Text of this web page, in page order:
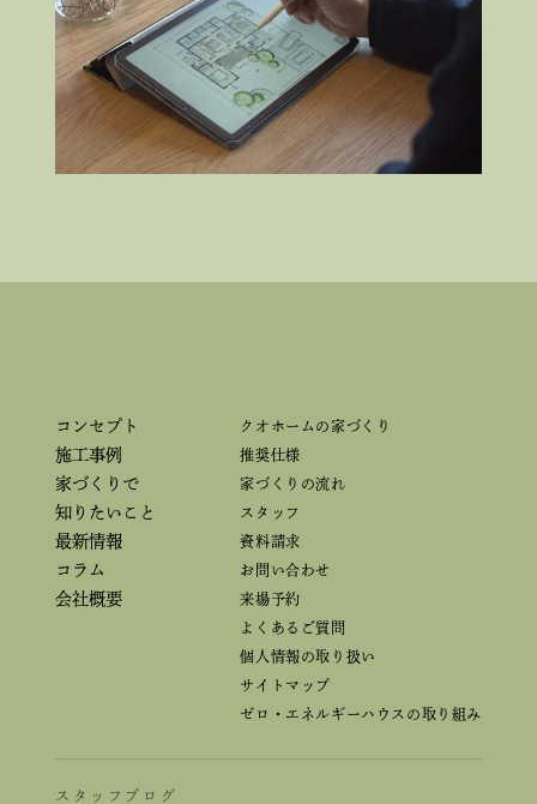
コンセプト
施工事例
家づくりで
知りたいこと
最新情報
コラム
会社概要
クオホームの家づくり
推奨仕様
家づくりの流れ
スタッフ
資料請求
お問い合わせ
来場予約
よくあるご質問
個人情報の取り扱い
サイトマップ
ゼロ・エネルギーハウスの取り組み
スタッフブログ